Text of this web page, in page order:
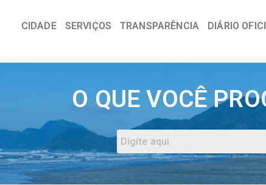
CIDADE SERVIÇOS TRANSPARÊNCIA DIÁRIO
O QUE VOCÊ